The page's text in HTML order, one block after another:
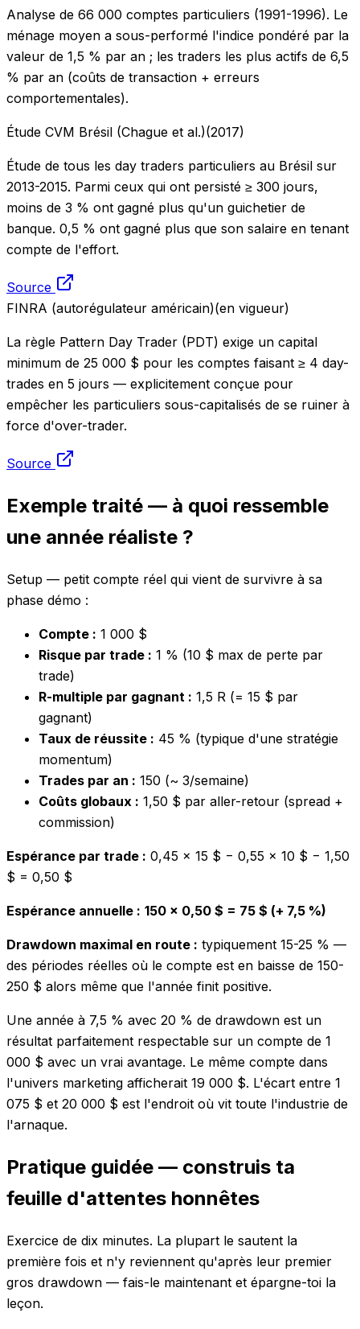
Analyse de 66 000 comptes particuliers (1991-1996). Le
ménage moyen a sous-performé l'indice pondéré par la
valeur de 1,5 % par an ; les traders les plus actifs de 6,5
% par an (coûts de transaction + erreurs
comportementales).
Étude CVM Brésil (Chague et al.)(2017)
Étude de tous les day traders particuliers au Brésil sur
2013-2015. Parmi ceux qui ont persisté ≥ 300 jours,
moins de 3 % ont gagné plus qu'un guichetier de
banque. 0,5 % ont gagné plus que son salaire en tenant
compte de l'effort.
Source
FINRA (autorégulateur américain)(en vigueur)
La règle Pattern Day Trader (PDT) exige un capital
minimum de 25 000 $ pour les comptes faisant ≥ 4 day-
trades en 5 jours — explicitement conçue pour
empêcher les particuliers sous-capitalisés de se ruiner à
force d'over-trader.
Source
Exemple traité — à quoi ressemble
une année réaliste ?
Setup — petit compte réel qui vient de survivre à sa
phase démo :
Compte : 1 000 $
Risque par trade : 1 % (10 $ max de perte par
trade)
R-multiple par gagnant : 1,5 R (= 15 $ par
gagnant)
Taux de réussite : 45 % (typique d'une stratégie
momentum)
Trades par an : 150 (~ 3/semaine)
Coûts globaux : 1,50 $ par aller-retour (spread +
commission)
Espérance par trade : 0,45 × 15 $ − 0,55 × 10 $ − 1,50
$ = 0,50 $
Espérance annuelle : 150 × 0,50 $ = 75 $ (+ 7,5 %)
Drawdown maximal en route : typiquement 15-25 % —
des périodes réelles où le compte est en baisse de 150-
250 $ alors même que l'année finit positive.
Une année à 7,5 % avec 20 % de drawdown est un
résultat parfaitement respectable sur un compte de 1
000 $ avec un vrai avantage. Le même compte dans
l'univers marketing afficherait 19 000 $. L'écart entre 1
075 $ et 20 000 $ est l'endroit où vit toute l'industrie de
l'arnaque.
Pratique guidée — construis ta
feuille d'attentes honnêtes
Exercice de dix minutes. La plupart le sautent la
première fois et n'y reviennent qu'après leur premier
gros drawdown — fais-le maintenant et épargne-toi la
leçon.